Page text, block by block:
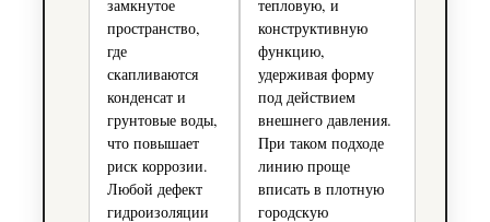
замкнутое
пространство,
где
скапливаются
конденсат и
грунтовые воды,
что повышает
риск коррозии.
Любой дефект
гидроизоляции
тепловую, и
конструктивную
функцию,
удерживая форму
под действием
внешнего давления.
При таком подходе
линию проще
вписать в плотную
городскую